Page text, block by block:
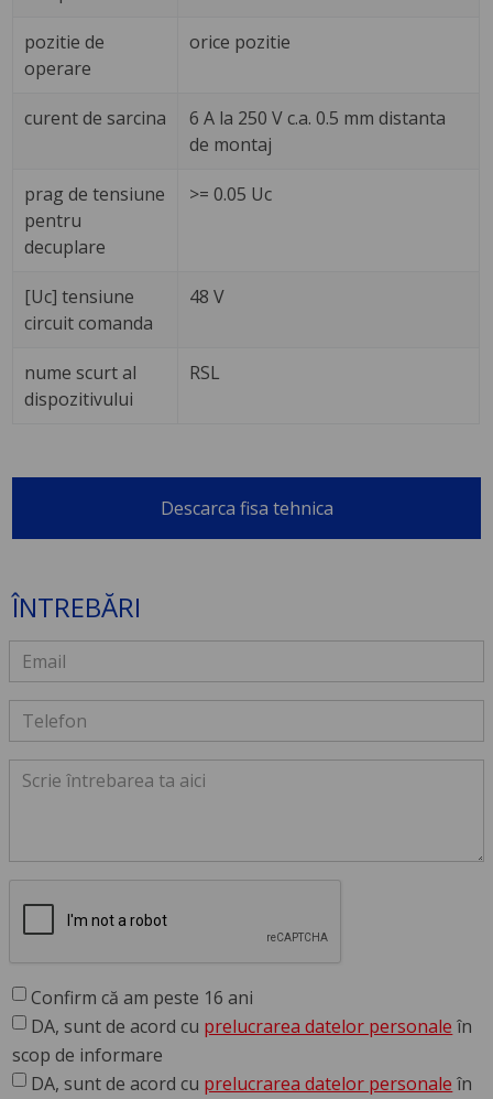
pozitie de
operare
orice pozitie
curent de sarcina
6 A la 250 V c.a. 0.5 mm distanta
de montaj
prag de tensiune
pentru
decuplare
>= 0.05 Uc
[Uc] tensiune
circuit comanda
48 V
nume scurt al
dispozitivului
RSL
Descarca fisa tehnica
ÎNTREBĂRI
Confirm că am peste 16 ani
DA, sunt de acord cu prelucrarea datelor personale în
scop de informare
DA, sunt de acord cu prelucrarea datelor personale în